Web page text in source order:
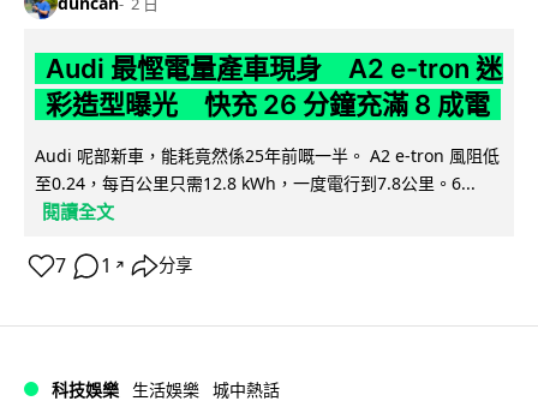
Audi 最慳電量產車現身 A2 e-tron 迷
彩造型曝光 快充 26 分鐘充滿 8 成電
Audi 呢部新車，能耗竟然係25年前嘅一半。 A2 e-tron 風阻低
至0.24，每百公里只需12.8 kWh，一度電行到7.8公里。6...
閱讀全文
7 1 ↗ 分享
科技娛樂 生活娛樂 城中熱話